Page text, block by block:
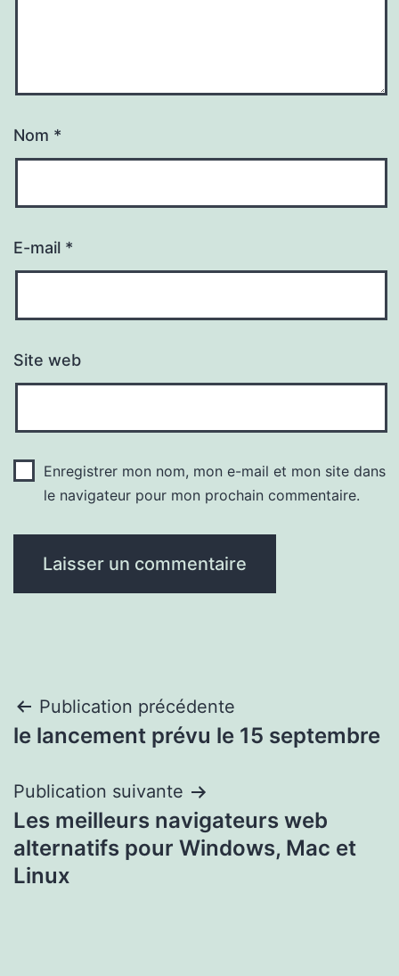
Nom *
E-mail *
Site web
Enregistrer mon nom, mon e-mail et mon site dans
le navigateur pour mon prochain commentaire.
Navigation
de
l’article
Publication précédente
le lancement prévu le 15 septembre
Publication suivante
Les meilleurs navigateurs web
alternatifs pour Windows, Mac et
Linux